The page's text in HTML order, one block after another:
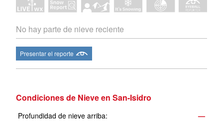
No hay parte de nieve reciente
Presentar el reporte
Condiciones de Nieve en San-Isidro
Profundidad de nieve arriba:
—